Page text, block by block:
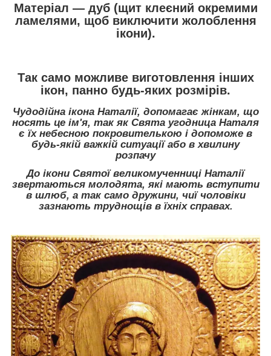
Матеріал ― дуб (щит клеєний окремими
ламелями, щоб виключити жолоблення
ікони).
Так само можливе виготовлення інших
ікон, панно будь-яких розмірів.
Чудодійна ікона Наталії, допомагає жінкам, що
носять це ім'я, так як Свята угодница Наталя
є їх небесною покровителькою і допоможе в
будь-якій важкій ситуації або в хвилину
розпачу
До ікони Святої великомученниці Наталії
звертаються молодята, які мають вступити
в шлюб, а так само дружини, чиї чоловіки
зазнають труднощів в їхніх справах.